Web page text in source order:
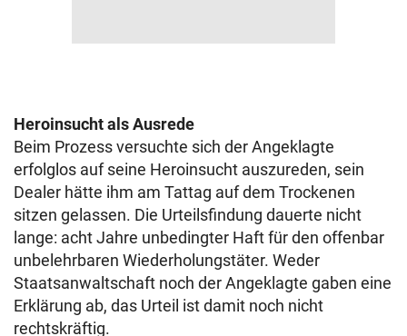
Heroinsucht als Ausrede
Beim Prozess versuchte sich der Angeklagte
erfolglos auf seine Heroinsucht auszureden, sein
Dealer hätte ihm am Tattag auf dem Trockenen
sitzen gelassen. Die Urteilsfindung dauerte nicht
lange: acht Jahre unbedingter Haft für den offenbar
unbelehrbaren Wiederholungstäter. Weder
Staatsanwaltschaft noch der Angeklagte gaben eine
Erklärung ab, das Urteil ist damit noch nicht
rechtskräftig.